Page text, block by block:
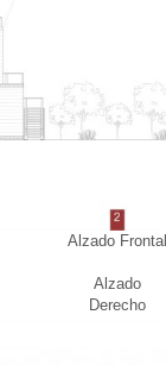
Alzado Frontal
Alzado
Derecho